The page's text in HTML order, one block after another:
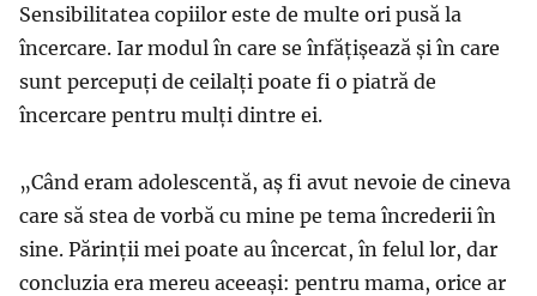
Sensibilitatea copiilor este de multe ori pusă la
încercare. Iar modul în care se înfățișează și în care
sunt percepuți de ceilalți poate fi o piatră de
încercare pentru mulți dintre ei.
„Când eram adolescentă, aș fi avut nevoie de cineva
care să stea de vorbă cu mine pe tema încrederii în
sine. Părinții mei poate au încercat, în felul lor, dar
concluzia era mereu aceeași: pentru mama, orice ar